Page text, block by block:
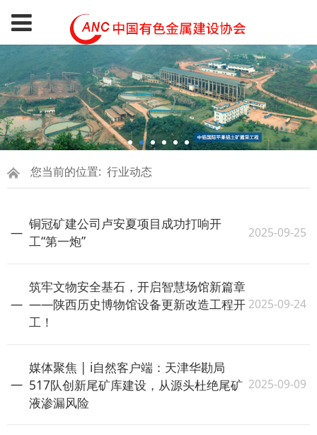
您当前的位置: 行业动态
铜冠矿建公司卢安夏项目成功打响开
工“第一炮”
2025-09-25
筑牢文物安全基石，开启智慧场馆新篇章
——陕西历史博物馆设备更新改造工程开
工！
2025-09-24
媒体聚焦 | i自然客户端：天津华勘局
517队创新尾矿库建设，从源头杜绝尾矿
液渗漏风险
2025-09-09